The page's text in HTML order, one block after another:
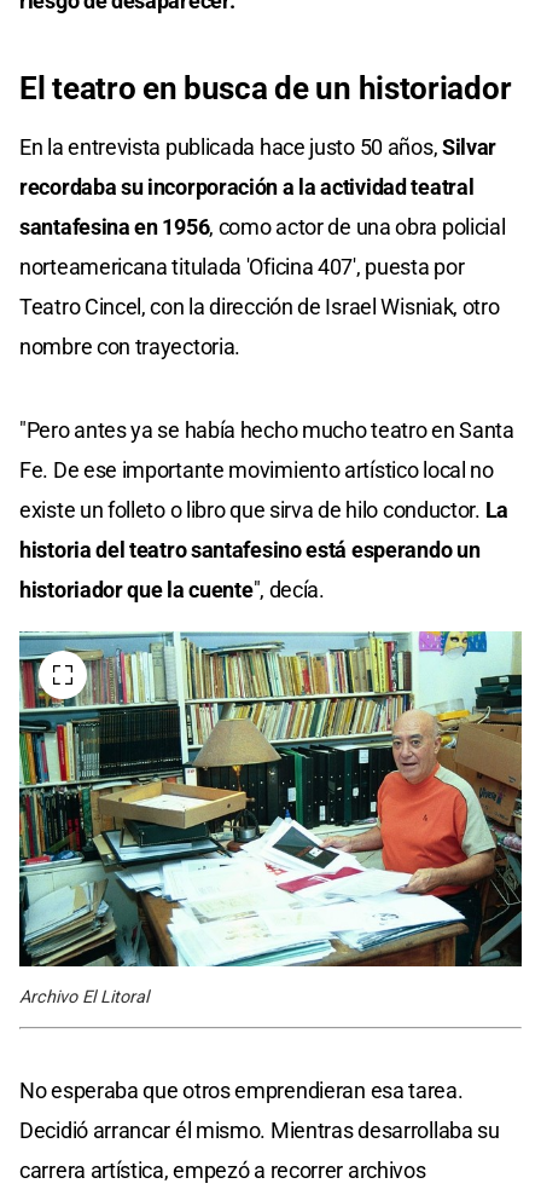
El teatro en busca de un historiador
En la entrevista publicada hace justo 50 años,Silvar
recordaba su incorporación a la actividad teatral
santafesina en 1956, como actor de una obra policial
norteamericana titulada 'Oficina 407', puesta por
Teatro Cincel, con la dirección de Israel Wisniak, otro
nombre con trayectoria.
"Pero antes ya se había hecho mucho teatro en Santa
Fe. De ese importante movimiento artístico local no
existe un folleto o libro que sirva de hilo conductor. La
historia del teatro santafesino está esperando un
historiador que la cuente", decía.
Archivo El Litoral
No esperaba que otros emprendieran esa tarea.
Decidió arrancar él mismo. Mientras desarrollaba su
carrera artística, empezó a recorrer archivos